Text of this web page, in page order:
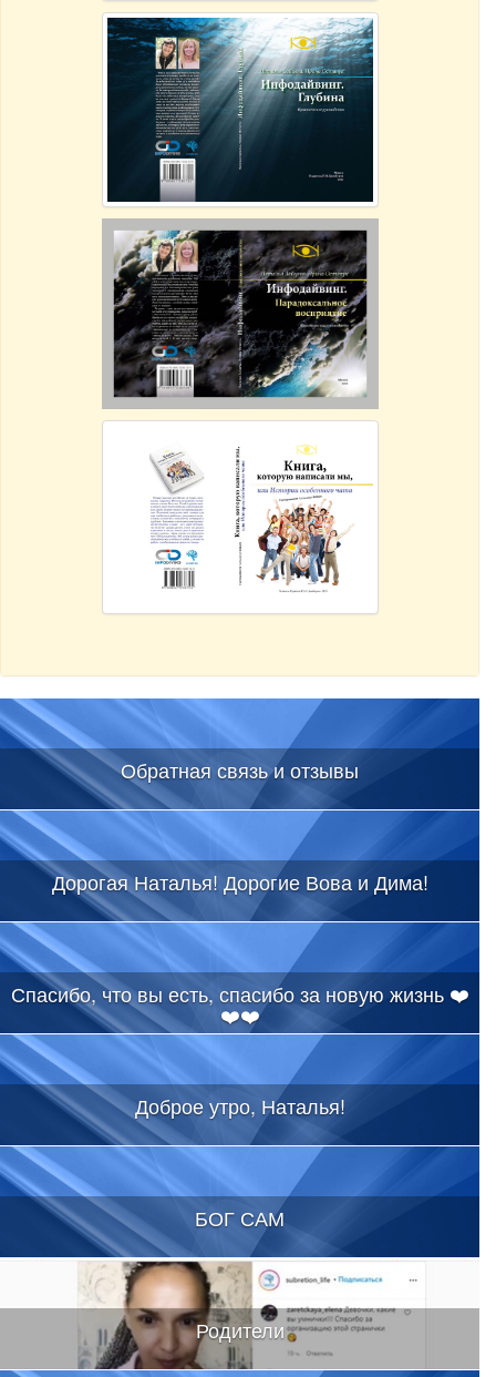
Обратная связь и отзывы
Дорогая Наталья! Дорогие Вова и Дима!
Спасибо, что вы есть, спасибо за новую жизнь ❤️
❤️❤️
Доброе утро, Наталья!
БОГ САМ
Родители